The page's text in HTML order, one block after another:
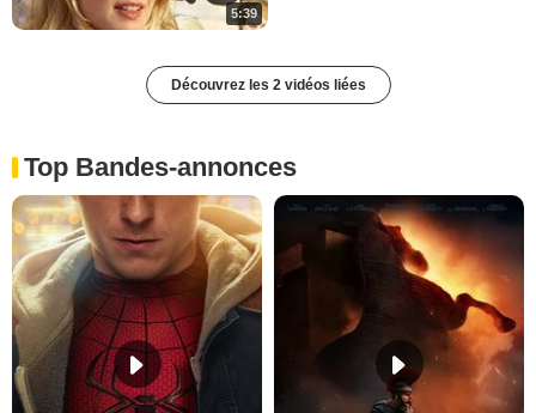
5:39
Découvrez les 2 vidéos liées
Top Bandes-annonces